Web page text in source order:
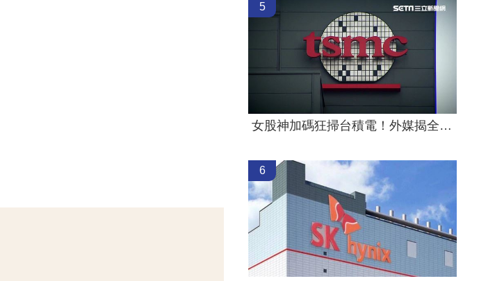
5
女股神加碼狂掃台積電！外媒揭全因這巨頭
6